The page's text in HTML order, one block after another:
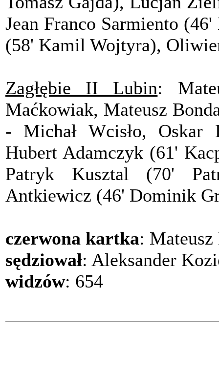
Jean Franco Sarmiento
(58' Kamil Wojtyra),
Zagłębie II Lubin:
Maćkowiak, Mateusz
- Michał Wcisło, Oskar
Hubert Adamczyk (61'
Patryk Kusztal (70'
Antkiewicz (46' Dominik
czerwona kartka:
sędziował: Aleksander
widzów: 654